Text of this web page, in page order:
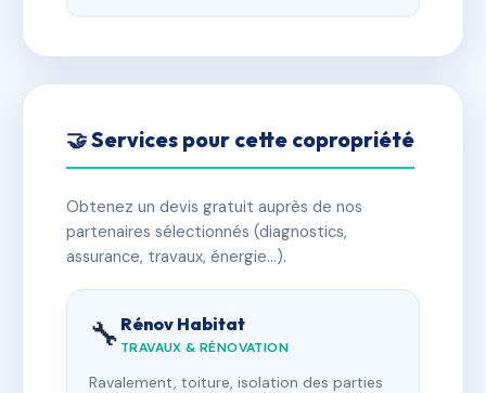
🤝 Services pour cette copropriété
Obtenez un devis gratuit auprès de nos
partenaires sélectionnés (diagnostics,
assurance, travaux, énergie…).
🔧 Rénov Habitat
TRAVAUX & RÉNOVATION
Ravalement, toiture, isolation des parties